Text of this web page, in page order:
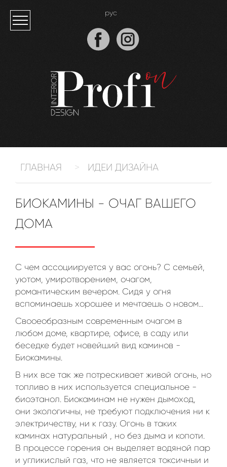
рус
ГЛАВНАЯ ИДЕИ ДИЗАЙНА
БИОКАМИНЫ - ОЧАГ ВАШЕГО
ДОМА
С чем ассоциируется у вас огонь? С семьей,
уютом, умиротворением, очагом,
романтическим вечером. Сидя у огня
вспоминаешь хорошее и мечтаешь о новом...
Свооеобразным современным очагом в
любом доме, квартире, офисе, в саду или
беседке будет новейший вид каминов -
Биокамины.
В них все так же потрескивает живой огонь, но
топливо в них используется специальное -
биоэтанол. Биокаминам не нужен дымоход,
они экологичны, не требуют подключения ни к
электричеству, ни к газу. Огонь в таких
каминах натуральный , но без дыма и копоти.
В процессе горения он выделяет водяной пар
и угликислый газ, что не является токсичныи и